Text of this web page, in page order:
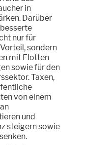
in
Darüber
nur für
sondern
mit Flotten
sowie für den
Taxen,
von einem
und
steigern sowie